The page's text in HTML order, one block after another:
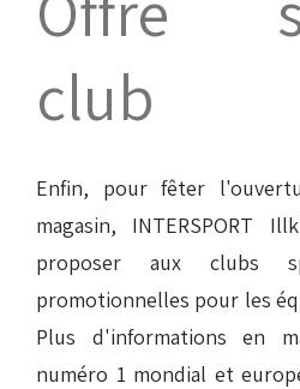
club
Enfin, pour fêter
magasin, INTERSPORT
proposer aux clubs
promotionnelles pour les
Plus d'informations en
numéro 1 mondial et